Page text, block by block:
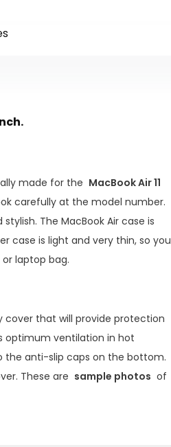
made for the MacBook Air 11
carefully at the model number.
The MacBook Air case is
case is light and very thin, so you
laptop bag.
cover that will provide protection
optimum ventilation in hot
the anti-slip caps on the bottom.
These are sample photos of
+ (US) keyboard
voor de MacBook Air 11 inch +
Air / Pro Retina (2012-2015) -
Toevoegen aan winkelwagen